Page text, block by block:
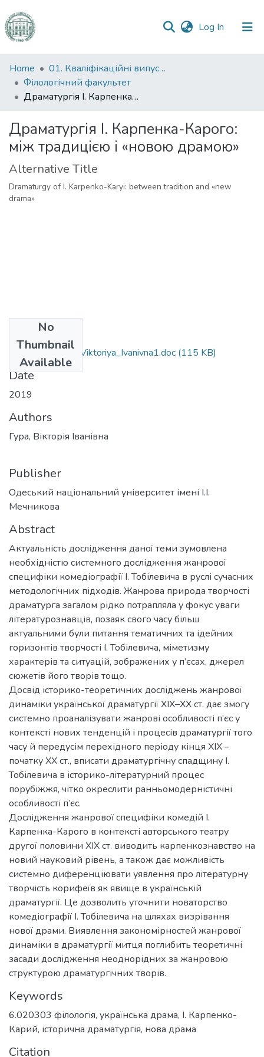
Log In (current)
Communities
&
Collections
Statistics
Home
01. Кваліфікаційні випускні роботи здобувачів вищої освіти
Філологічний факультет
Драматургія І. Карпенка-Карого: між традицією і «новою драмою»
Драматургія І. Карпенка-Карого:
між традицією і «новою драмою»
Alternative Title
Dramaturgy of I. Karpenko-Karyi: between tradition and «new
drama»
No
Thumbnail
Available
6.020303_Hura_Viktoriya_Ivanivna1.doc (115 KB)
Date
2019
Authors
Гура, Вікторія Іванівна
Publisher
Одеський національний університет імені І.І.
Мечникова
Abstract
Актуальність дослідження даної теми зумовлена
необхідністю системного дослідження жанрової
специфіки комедіографії І. Тобілевича в руслі сучасних
методологічних підходів. Жанрова природа творчості
драматурга загалом рідко потрапляла у фокус уваги
літературознавців, позаяк свого часу більш
актуальними були питання тематичних та ідейних
горизонтів творчості І. Тобілевича, міметизму
характерів та ситуацій, зображених у п’єсах, джерел
сюжетів його творів тощо.
Досвід історико-теоретичних досліджень жанрової
динаміки української драматургії ХІХ–ХХ ст. дає змогу
системно проаналізувати жанрові особливості п’єс у
контексті нових тенденцій і процесів драматургії того
часу й передусім перехідного періоду кінця ХІХ –
початку ХХ ст., вписати драматургічну спадщину І.
Тобілевича в історико-літературний процес
порубіжжя, чітко окреслити ранньомодерністичні
особливості п’єс.
Дослідження жанрової специфіки комедій І.
Карпенка-Карого в контексті авторського театру
другої половини ХІХ ст. виводить карпенкознавство на
новий науковий рівень, а також дає можливість
системно диференціювати уявлення про літературну
творчість корифеїв як явище в українській
драматургії. Це дозволить уточнити новаторство
комедіографії І. Тобілевича на шляхах визрівання
нової драми. Виявлення закономірностей жанрової
динаміки в драматургії митця поглибить теоретичні
засади дослідження неоднорідних за жанровою
структурою драматургічних творів.
Keywords
6.020303 філологія, українська драма, І. Карпенко-
Карий, історична драматургія, нова драма
Citation